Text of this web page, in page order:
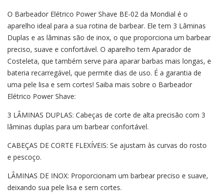
O Barbeador Elétrico Power Shave BE-02 da Mondial é o
aparelho ideal para a sua rotina de barbear. Ele tem 3 Lâminas
Duplas e as lâminas são de inox, o que proporciona um barbear
preciso, suave e confortável. O aparelho tem Aparador de
Costeleta, que também serve para aparar barbas mais longas, e
bateria recarregável, que permite dias de uso. É a garantia de
uma pele lisa e sem cortes! Saiba mais sobre o Barbeador
Elétrico Power Shave:
3 LÂMINAS DUPLAS: Cabeças de corte de alta precisão com 3
lâminas duplas para um barbear confortável.
CABEÇAS DE CORTE FLEXÍVEIS: Se ajustam às curvas do rosto
e pescoço.
LÂMINAS DE INOX: Proporcionam um barbear preciso e suave,
deixando sua pele lisa e sem cortes.